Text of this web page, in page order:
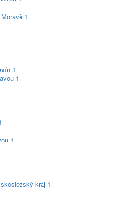
1
1
1
1
1
kraj 1